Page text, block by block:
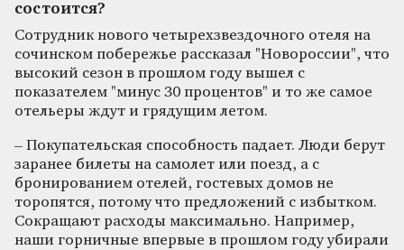
состоится?
Сотрудник нового четырехзвездочного отеля на
сочинском побережье рассказал "Новороссии", что
высокий сезон в прошлом году вышел с
показателем "минус 30 процентов" и то же самое
отельеры ждут и грядущим летом.
– Покупательская способность падает. Люди берут
заранее билеты на самолет или поезд, а с
бронированием отелей, гостевых домов не
торопятся, потому что предложений с избытком.
Сокращают расходы максимально. Например,
наши горничные впервые в прошлом году убирали